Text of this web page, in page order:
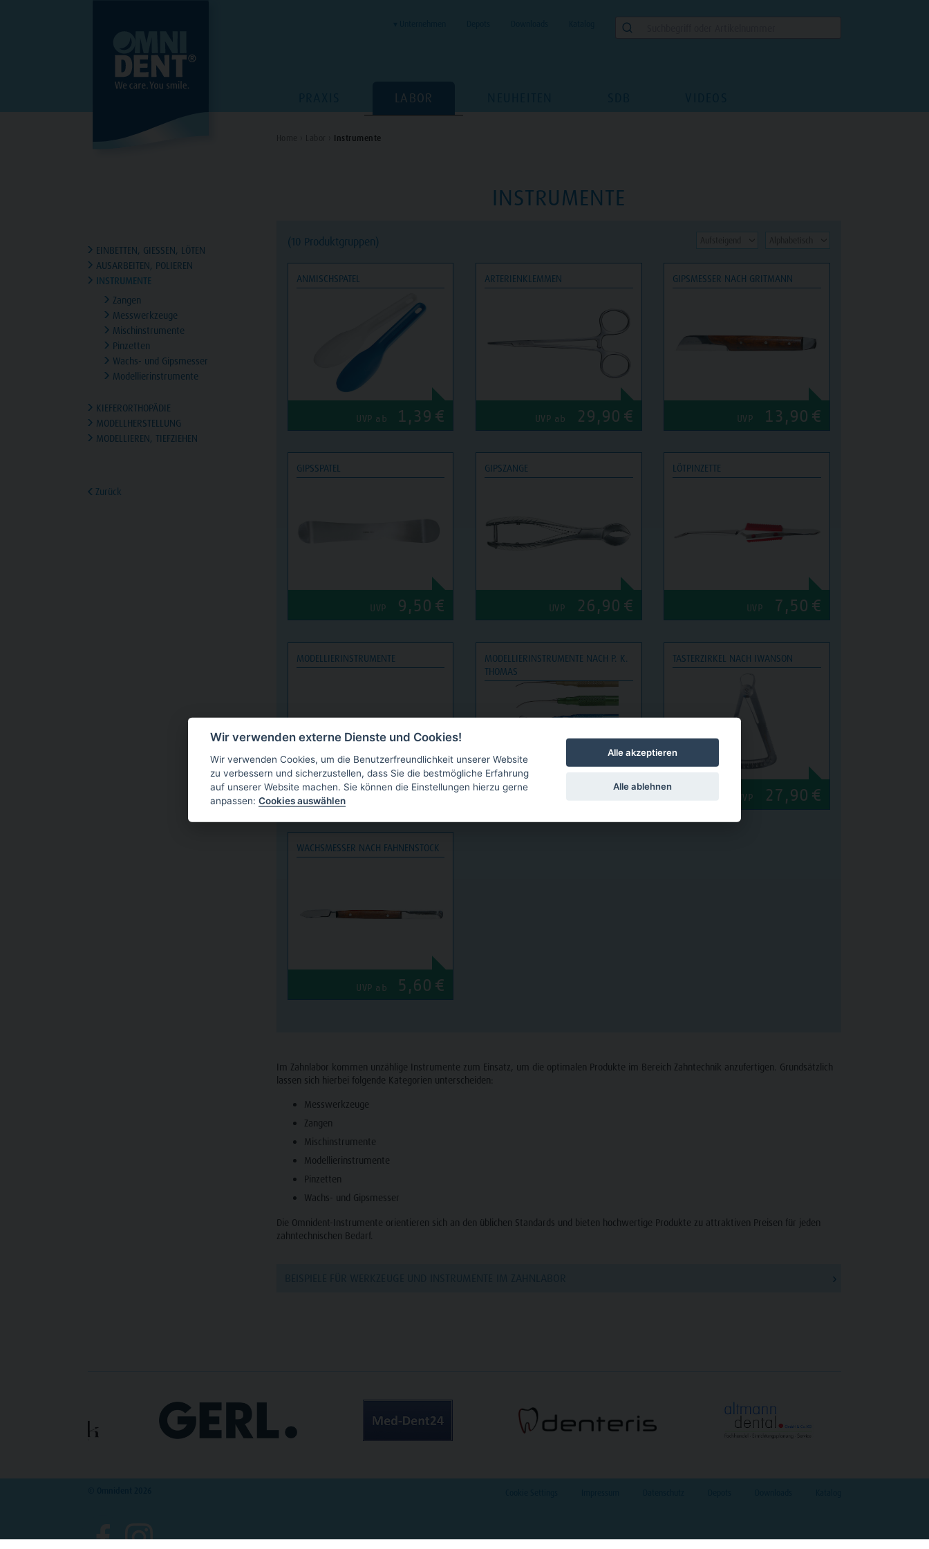
LABOR
Instrumente
INSTRUMENTE
(10 Produktgruppen)
ANMISCHSPATEL
UVP ab 1,39 €
ARTERIENKLEMMEN
UVP ab 29,90 €
GIPSMESSER NACH GRITMANN
UVP 13,90 €
GIPSSPATEL
UVP 9,50 €
GIPSZANGE
UVP 26,90 €
LÖTPINZETTE
UVP 7,50 €
MODELLIERINSTRUMENTE
MODELLIERINSTRUMENTE NACH P. K.
THOMAS
TASTERZIRKEL NACH IWANSON
UVP 27,90 €
WACHSMESSER NACH FAHNENSTOCK
UVP ab 5,60 €
Im Zahnlabor kommen unzählige Instrumente zum Einsatz, um die optimalen Produkte im Bereich Zahntechnik anzufertigen. Grundsätzlich
lassen sich hierbei folgende Kategorien unterscheiden:
Messwerkzeuge
Zangen
Mischinstrumente
Modellierinstrumente
Pinzetten
Wachs- und Gipsmesser
Die Omnident-Instrumente orientieren sich an den üblichen Standards und bieten hochwertige Produkte zu attraktiven Preisen für jeden
zahntechnischen Bedarf.
›
EINBETTEN, GIESSEN, LÖTEN
AUSARBEITEN, POLIEREN
INSTRUMENTE
Zangen
Messwerkzeuge
Mischinstrumente
Pinzetten
Wachs- und Gipsmesser
Modellierinstrumente
KIEFERORTHOPÄDIE
MODELLHERSTELLUNG
MODELLIEREN, TIEFZIEHEN
Zurück
Wir verwenden externe Dienste und Cookies!
Wir verwenden Cookies, um die Benutzerfreundlichkeit unserer Website
zu verbessern und sicherzustellen, dass Sie die bestmögliche Erfahrung
auf unserer Website machen. Sie können die Einstellungen hierzu gerne
anpassen: Cookies auswählen
Alle akzeptieren
Alle ablehnen